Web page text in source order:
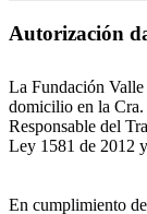
Autorización
La Fundación
domicilio en la
Responsable del
Ley 1581 de 2012
En cumplimiento